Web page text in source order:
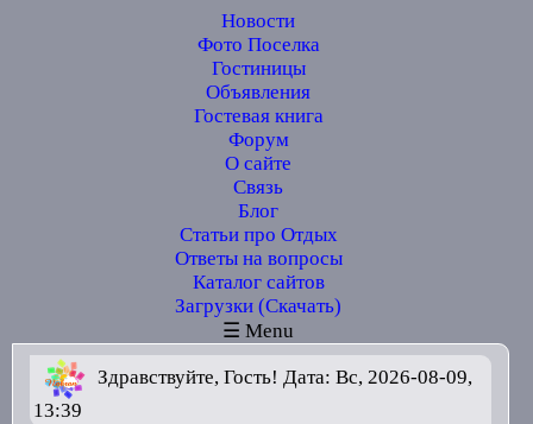
Новости
Фото Поселка
Гостиницы
Объявления
Гостевая книга
Форум
О сайте
Связь
Блог
Статьи про Отдых
Ответы на вопросы
Каталог сайтов
Загрузки (Скачать)
☰ Menu
Здравствуйте, Гость! Дата: Вс, 2026-08-09,
13:39